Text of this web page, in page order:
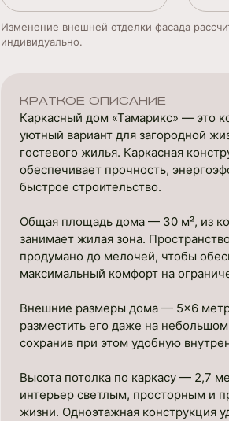
Изменение внешней отделки фасада
индивидуально.
КРАТКОЕ ОПИСАНИЕ
Каркасный дом «Тамарикс» — это
уютный вариант для загородной
гостевого жилья. Каркасная
обеспечивает прочность,
быстрое строительство.
Общая площадь дома — 30 м², из
занимает жилая зона.
продумано до мелочей, чтобы
максимальный комфорт на
Внешние размеры дома — 5×6
разместить его даже на небольшом
сохранив при этом удобную
Высота потолка по каркасу — 2,7
интерьер светлым, просторным и
жизни. Одноэтажная конструкция